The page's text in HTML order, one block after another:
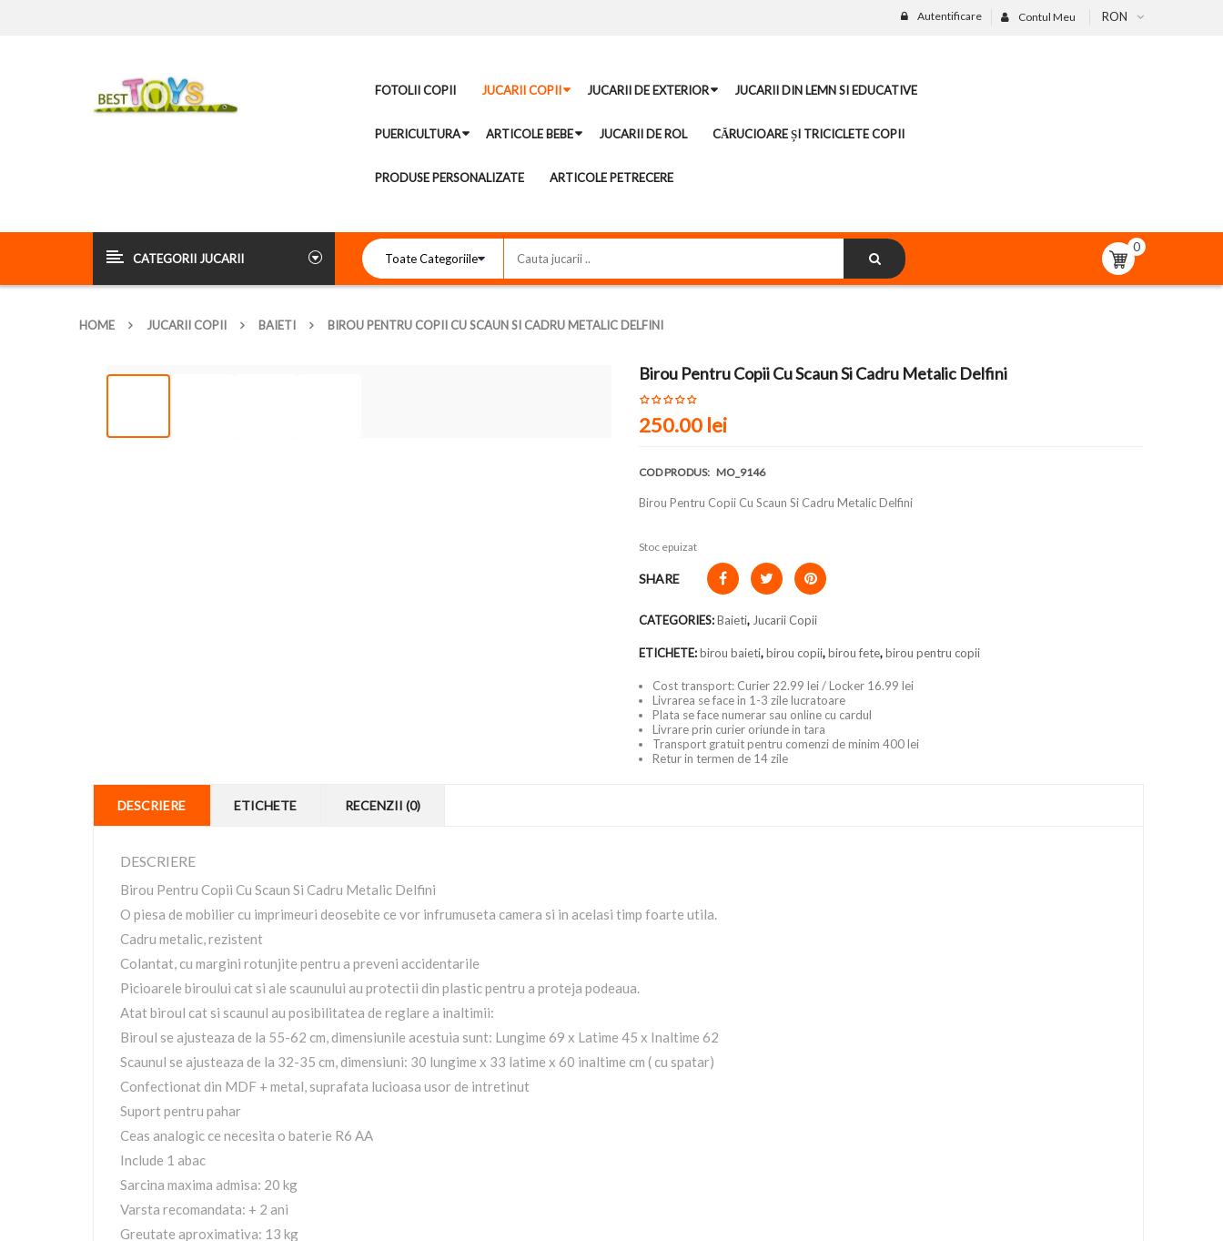
RON
Contul Meu
Autentificare
FOTOLII COPII JUCARII COPII JUCARII DE EXTERIOR JUCARII DIN LEMN SI EDUCATIVE
PUERICULTURA ARTICOLE BEBE JUCARII DE ROL CĂRUCIOARE ȘI TRICICLETE COPII
PRODUSE PERSONALIZATE ARTICOLE PETRECERE
CATEGORII JUCARII
0
HOME JUCARII COPII BAIETI BIROU PENTRU COPII CU SCAUN SI CADRU METALIC DELFINI
Birou Pentru Copii Cu Scaun Si Cadru Metalic Delfini
250.00 lei
COD PRODUS: MO_9146
Birou Pentru Copii Cu Scaun Si Cadru Metalic Delfini
Stoc epuizat
SHARE
CATEGORIES:Baieti, Jucarii Copii
ETICHETE:birou baieti,birou copii,birou fete,birou pentru copii
Cost transport: Curier 22.99 lei / Locker 16.99 lei
Livrarea se face in 1-3 zile lucratoare
Plata se face numerar sau online cu cardul
Livrare prin curier oriunde in tara
Transport gratuit pentru comenzi de minim 400 lei
Retur in termen de 14 zile
DESCRIERE ETICHETE RECENZII (0)
DESCRIERE
Birou Pentru Copii Cu Scaun Si Cadru Metalic Delfini
O piesa de mobilier cu imprimeuri deosebite ce vor infrumuseta camera si in acelasi timp foarte utila.
Cadru metalic, rezistent
Colantat, cu margini rotunjite pentru a preveni accidentarile
Picioarele biroului cat si ale scaunului au protectii din plastic pentru a proteja podeaua.
Atat biroul cat si scaunul au posibilitatea de reglare a inaltimii:
Biroul se ajusteaza de la 55-62 cm, dimensiunile acestuia sunt: Lungime 69 x Latime 45 x Inaltime 62
Scaunul se ajusteaza de la 32-35 cm, dimensiuni: 30 lungime x 33 latime x 60 inaltime cm ( cu spatar)
Confectionat din MDF + metal, suprafata lucioasa usor de intretinut
Suport pentru pahar
Ceas analogic ce necesita o baterie R6 AA
Include 1 abac
Sarcina maxima admisa: 20 kg
Varsta recomandata: + 2 ani
Greutate aproximativa: 13 kg